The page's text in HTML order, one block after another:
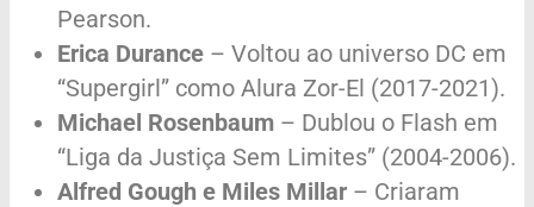
Pearson.
Erica Durance – Voltou ao universo DC em
“Supergirl” como Alura Zor-El (2017-2021).
Michael Rosenbaum – Dublou o Flash em
“Liga da Justiça Sem Limites” (2004-2006).
Alfred Gough e Miles Millar – Criaram